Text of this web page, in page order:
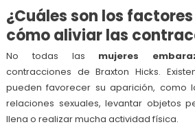
¿Cuáles son los
cómo aliviar las
No todas las mujeres
contracciones de Braxton Hicks.
pueden favorecer su aparición, como
relaciones sexuales, levantar objetos
llena o realizar mucha actividad física.